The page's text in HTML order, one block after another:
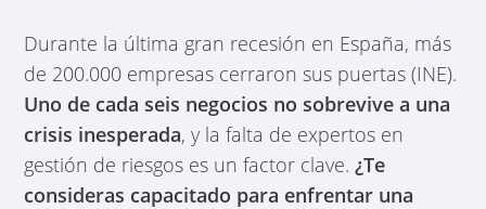
Durante la última gran recesión en España, más
de 200.000 empresas cerraron sus puertas (INE).
Uno de cada seis negocios no sobrevive a una
crisis inesperada, y la falta de expertos en
gestión de riesgos es un factor clave.¿Te
consideras capacitado para enfrentar una